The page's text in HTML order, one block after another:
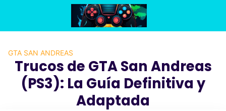
contenido
GTA SAN ANDREAS
Trucos de GTA San Andreas
(PS3): La Guía Definitiva y
Adaptada